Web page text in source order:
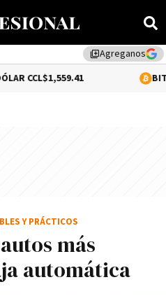
library_addAgreganos
0.12%
más
automática
Y PRÁCTICOS